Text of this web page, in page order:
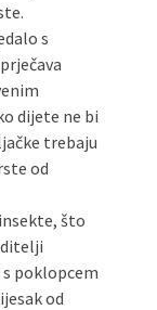
s
dijete ne bi
trebaju
od
što
poklopcem
od